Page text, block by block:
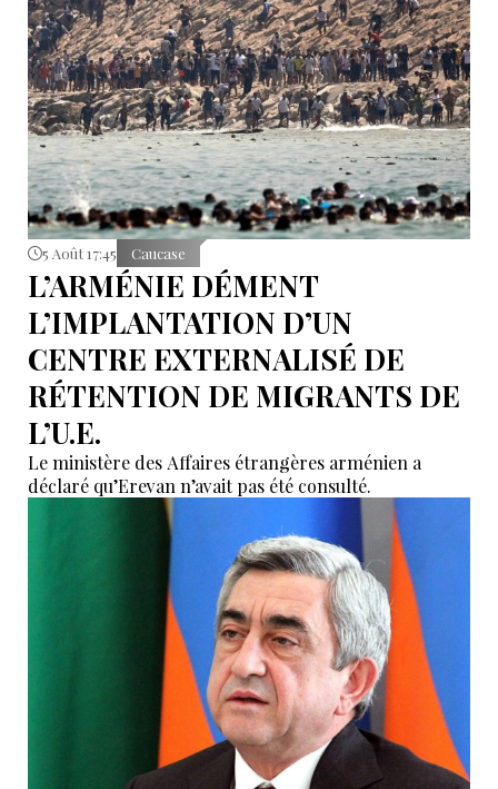
5 Août 17:45 Caucase
L’ARMÉNIE DÉMENT
L’IMPLANTATION D’UN
CENTRE EXTERNALISÉ DE
RÉTENTION DE MIGRANTS DE
L’U.E.
Le ministère des Affaires étrangères arménien a
déclaré qu’Erevan n’avait pas été consulté.